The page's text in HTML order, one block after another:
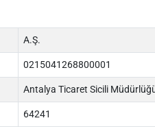
A.Ş.
0215041268800001
Antalya Ticaret Sicili
64241